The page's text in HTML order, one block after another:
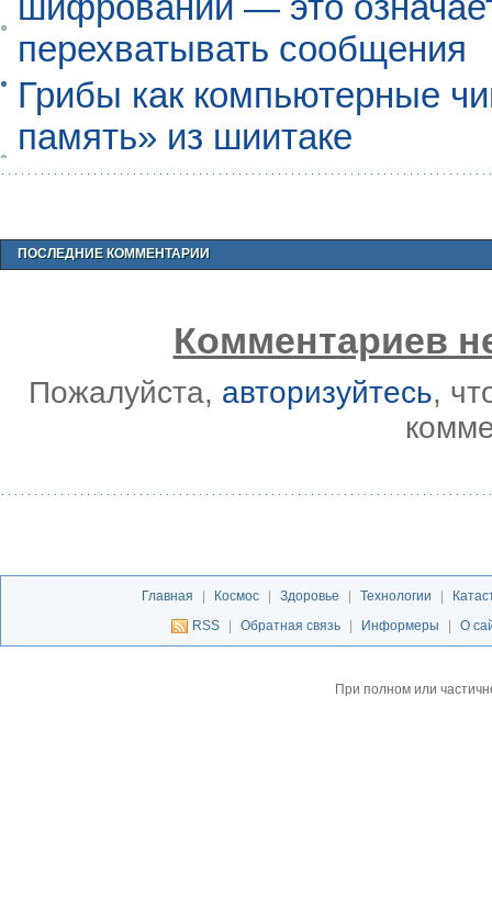
перехватывать сообщения
Грибы как компьютерные
память» из шиитаке
ПОСЛЕДНИЕ КОММЕНТАРИИ
Комментариев
Пожалуйста, авторизуйтесь,
Главная Космос Здоровье Технологии
RSS
Обратная связь Информеры О
При полном или